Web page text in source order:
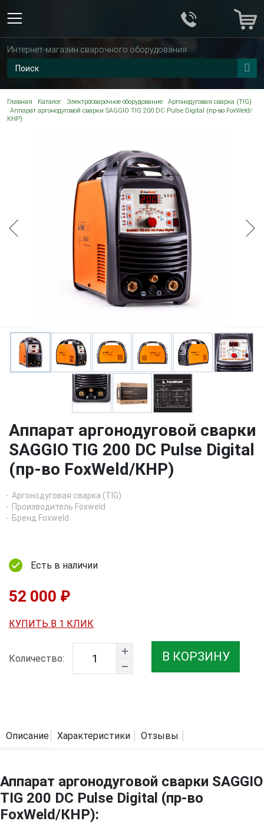
Интернет-магазин сварочного оборудования
Главная Каталог Электросварочное оборудование
Аргонодуговая сварка (TIG)
Аппарат аргонодуговой сварки SAGGIO TIG 200 DC Pulse Digital (пр-во FoxWeld/
КНР)
Аппарат аргонодуговой сварки
SAGGIO TIG 200 DC Pulse Digital
(пр-во FoxWeld/КНР)
Аргонодуговая сварка (TIG)
Производитель Foxweld
Бренд Foxweld
Есть в наличии
52 000 ₽
КУПИТЬ В 1 КЛИК
Количество: В КОРЗИНУ
Описание Характеристики Отзывы
Аппарат аргонодуговой сварки SAGGIO
TIG 200 DC Pulse Digital (пр-во
FoxWeld/КНР):